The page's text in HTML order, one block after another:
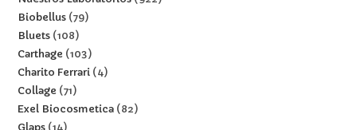
Biobellus 79
Bluets 108
Carthage
103
Charito Ferrari 4
Collage
71
Exel Biocosmetica 82